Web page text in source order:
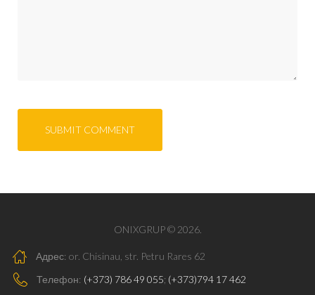
ONIXGRUP © 2026.
Адрес: or. Chisinau, str. Petru Rares 62
Телефон: (+373) 786 49 055; (+373)794 17 462